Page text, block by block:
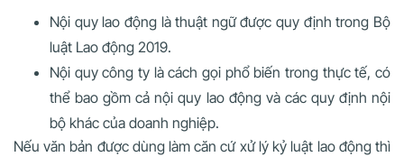
Nội quy lao động là thuật ngữ được quy định trong Bộ
luật Lao động 2019.
Nội quy công ty là cách gọi phổ biến trong thực tế, có
thể bao gồm cả nội quy lao động và các quy định nội
bộ khác của doanh nghiệp.
Nếu văn bản được dùng làm căn cứ xử lý kỷ luật lao động thì